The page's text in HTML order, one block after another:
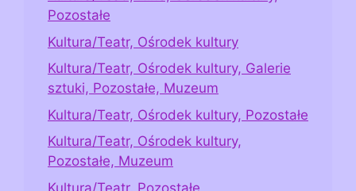
Pozostałe
Kultura/Teatr, Ośrodek kultury
Kultura/Teatr, Ośrodek kultury, Galerie
sztuki, Pozostałe, Muzeum
Kultura/Teatr, Ośrodek kultury, Pozostałe
Kultura/Teatr, Ośrodek kultury,
Pozostałe, Muzeum
Kultura/Teatr, Pozostałe